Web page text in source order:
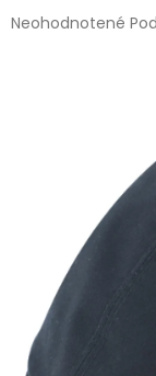
Priemerné
Neohodnotené